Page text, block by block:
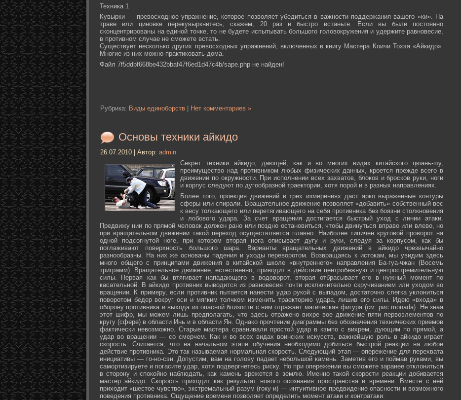
Техника 1
Кувырки — превосходное упражнение, которое позволяет убедиться в важности поддержания вашего «ки». На
траве или циновке перекувыркнитесь, скажем, 20 раз и быстро встаньте. Если вы были постоянно
сконцентрированы на единой точке, то не будете испытывать большого головокружения и удержите равновесие,
в противном случае не сможете встать.
Существует несколько других превосходных упражнений, включенных в книгу Мастера Коичи Тохэя «Айкидо».
Многие из них можно практиковать дома.
Файл 7f5ddbf668be432bbaf47f6ed1d47c4b/sape.php не найден!
Рубрика: Виды единоборств Нет комментариев »
Основы техники айкидо
26.07.2010 | Автор: admin
Секрет техники айкидо, дающей, как и во многих видах китайского цюань-шу,
преимущество над противником любых физических данных, кроется прежде всего в
движении по окружности. При исполнении всех захватов, блоков и бросков руки, ноги
и корпус следуют по дугообразной траектории, хотя порой и в разных направлениях.
Более того, проекция движений в трех измерениях даст ярко выраженные контуры
сферы или спирали. Вращательное движение позволяет «добавить» собственный вес
к весу толкающего или перетягивающего на себя противника без боязни столкновения
и лобового удара. За счет вращения достигается быстрый уход с линии атаки.
Предвижу нии по прямой человек должен рано или поздно остановиться, чтобы двинуться вправо или влево, но
при вращательном движении такой переход осуществляется плавно. Наиболее типичен круговой проворот на
одной подсогнутой ноге, при котором вторая нога описывает дугу и руки, следуя за корпусом, как бы
поглаживают поверхность большого шара. Варианты вращательных движений в айкидо чрезвычайно
разнообразны. На них же основаны падения и уходы переворотом. Возвращаясь к истокам, мы увидим здесь
много общего с принципами движения в китайской школе «внутреннего» направления Ба-гуа-чжан (Восемь
триграмм). Вращательное движение, естественно, приводит в действие центробежную и центростремительную
силы. Первая как бы втягивает нападающего в водоворот, вторая отбрасывает его в нужный момент по
касательной. В айкидо противник выводится из равновесия почти исключительно скручиванием или уходом во
вращении. К примеру, если противник пытается нанести удар рукой с выпадом, достаточно слегка уклониться
поворотом бедер вокруг оси и мягким толчком изменить траекторию удара, лишив его силы. Идею «входа» в
оборону противника и выхода из опасной близости с ним отражает магическая фигура (см. рис monada). Не зная
этот шифр, мы можем лишь предполагать, что здесь отражено вихре вое движение пяти первоэлементов по
кругу (сфере) в области Инь и в области Ян. Однако прочтение диаграммы без обозначения технических приемов
фактически невозможно. Старые мастера сравнивали простой удар в кэмпо с вихрем, дующим по прямой, а
удар во вращении — со смерчем. Как и во всех видах воинских искусств, важнейшую роль в айкидо играет
скорость. Считается, что на начальном этапе обучения необходимо добиться быстрой реакции на любое
действие противника. Это так называемая нормальная скорость. Следующий этап — опережение для перехвата
инициативы — го-но-сэн. Допустим, вам на голову падает небольшой камень. Заметив его и поймав руками, вы
самортизируете и погасите удар, хотя подвергнетесь риску. Но при опережении вы сможете заранее отклониться
в сторону и спокойно наблюдать, как камень врежется в землю. Именно такой скорости реакции добивается
мастер айкидо. Скорость приходит как результат нового осознания пространства и времени. Вместе с ней
приходит «шестое чувство», экстремальный разум (гоку-и) — интуитивное предвидение опасности и возможного
поведения противника. Ощущение времени позволяет определить момент атаки и контратаки.